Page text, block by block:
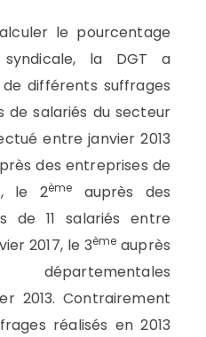
le pourcentage
la DGT a
différents suffrages
de salariés du secteur
entre janvier 2013
des entreprises de
, le 2ème
auprès des
de 11 salariés entre
2017, le 3ème auprès
2013. Contrairement
réalisés en 2013